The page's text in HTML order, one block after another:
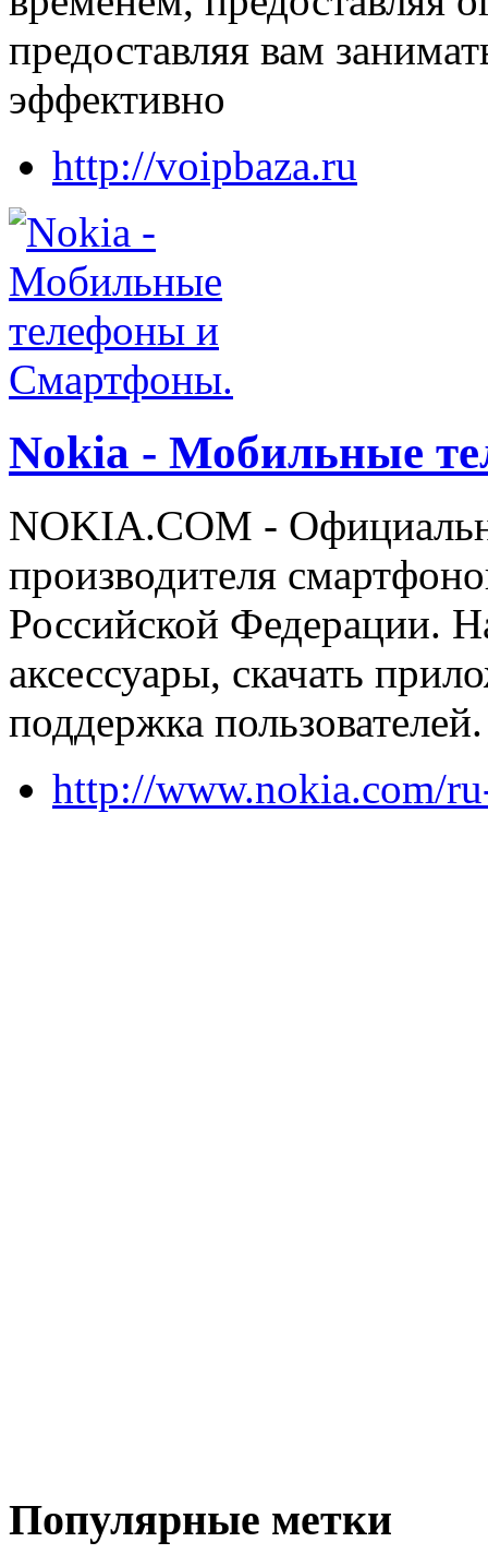
предоставляя вам
эффективно
http://voipbaza.ru
Nokia - Мобильные
NOKIA.COM -
производителя
Российской Федерации.
аксессуары, скачать
поддержка пользователей.
http://www.nokia.com/
Популярные метки